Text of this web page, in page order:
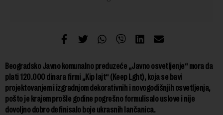
Beogradsko Javno komunalno preduzeće „Javno osvetljenje“ mora da
plati 120.000 dinara firmi „Kip lajt“ (Keep Lght), koja se bavi
projektovanjem i izgradnjom dekorativnih i novogodišnjih osvetljenja,
pošto je krajem prošle godine pogrešno formulisalo uslove i nije
dovoljno dobro definisalo boje ukrasnih lančanica.